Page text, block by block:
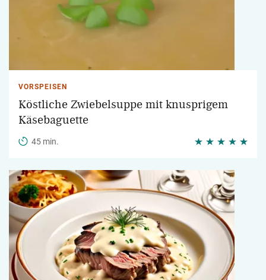
VORSPEISEN
Köstliche Zwiebelsuppe mit knusprigem
Käsebaguette
45 min.